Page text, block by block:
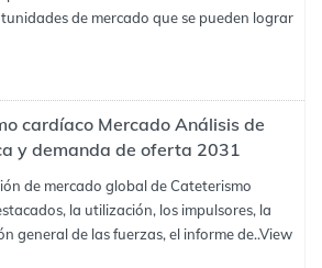
de mercado que se pueden lograr
cardíaco Mercado Análisis de
y demanda de oferta 2031
de mercado global de Cateterismo
la utilización, los impulsores, la
general de las fuerzas, el informe de..View